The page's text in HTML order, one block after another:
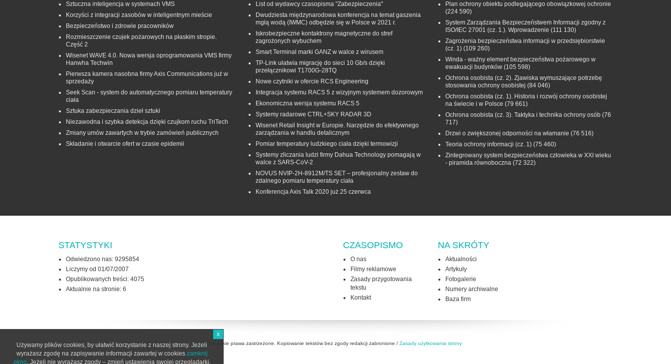
Sztuczna inteligencja w systemach VMS
Korzyści z integracji zasobów w inteligentnym mieście
Bezpieczeństwo i zdrowie pracowników
Rozmieszczenie czujek pożarowych na płaskim stropie.
Część 2
Wisenet WAVE 4.0. Nowa wersja oprogramowania VMS firmy
Hanwha Techwin
Pierwsza kamera nasobna firmy Axis Communications już w
sprzedaży
Seek Scan - system do automatycznego pomiaru temperatury
ciała
Sztuka zabezpieczania dzieł sztuki
Niezawodna i szybka detekcja dzięki czujkom ruchu TriTech
Zmiany umów zawartych w trybie zamówień publicznych
Składanie i otwarcie ofert w czasie epidemii
List od wydawcy czasopisma "Zabezpieczenia"
Dwudziesta międzynarodowa konferencja na temat gaszenia
mgłą wodą (IWMC) odbędzie się w Polsce w 2021 r.
Iskrobezpieczne kontaktrony magnetyczne do stref
zagrożonych wybuchem
Smart Terminal marki GANZ w walce z wirusem
TP-Link ułatwia migrację do sieci 10 Gb/s dzięki
przełącznikowi T1700G‑28TQ
Nowe czytniki w ofercie RCS Engineering
Integracja systemu RACS 5 z wizyjnym systemem dozorowym
Ekonomiczna wersja systemu RACS 5
Systemy radarowe CTRL+SKY RADAR 3D
Wisenet Retail Insight w Europie. Narzędzie do efektywnego
zarządzania w handlu detalicznym
Pomiar temperatury ludzkiego ciała dzięki termowizji
Systemy zliczania ludzi firmy Dahua Technology pomagają w
walce z SARS-CoV-2
NOVUS NVIP-2H-8912M/TS SET – profesjonalny zestaw do
zdalnego pomiaru temperatury ciała
Konferencja Axis Talk 2020 już 25 czerwca
Plan ochrony obiektu podlegającego obowiązkowej ochronie
(224 590)
System Zarządzania Bezpieczeństwem Informacji zgodny z
ISO/IEC 27001 (cz. 1.). Wprowadzenie (111 130)
Zagrożenia bezpieczeństwa informacji w przedsiębiorstwie
(cz. 1) (109 260)
Winda - ważny element bezpieczeństwa pożarowego w
ewakuacji budynków (105 598)
Ochrona osobista (cz. 2). Zjawiska wymuszające potrzebę
stosowania ochrony osobistej (84 046)
Ochrona osobista (cz. 1). Historia i rozwój ochrony osobistej
na świecie i w Polsce (79 661)
Ochrona osobista (cz. 3). Taktyka i technika ochrony osób (76
717)
Drzwi o zwiększonej odporności na włamanie (76 516)
Teoria ochrony informacji (cz. 1) (75 460)
Zintegrowany system bezpieczeństwa człowieka w XXI wieku
- piramida równoboczna (72 322)
STATYSTYKI
Odwiedzono nas: 9295854
Liczymy od 01/07/2007
Opublikowanych treści: 4075
Aktualnie na stronie: 6
CZASOPISMO
O nas
Filmy reklamowe
Zasady przygotowania
tekstu
Kontakt
NA SKRÓTY
Aktualności
Artykuły
Fotogalerie
Numery archiwalne
Baza firm
Wszelkie prawa zastrzeżone. Kopiowanie tekstów bez zgody redakcji zabronione / Zasady użytkowania strony
x
Używamy plików cookies, by ułatwić korzystanie z naszej strony. Jeżeli
wyrażasz zgodę na zapisywanie informacji zawartej w cookies zamknij
okno. Jeżeli nie wyrażasz zgody – zmień ustawienia swojej przeglądarki.